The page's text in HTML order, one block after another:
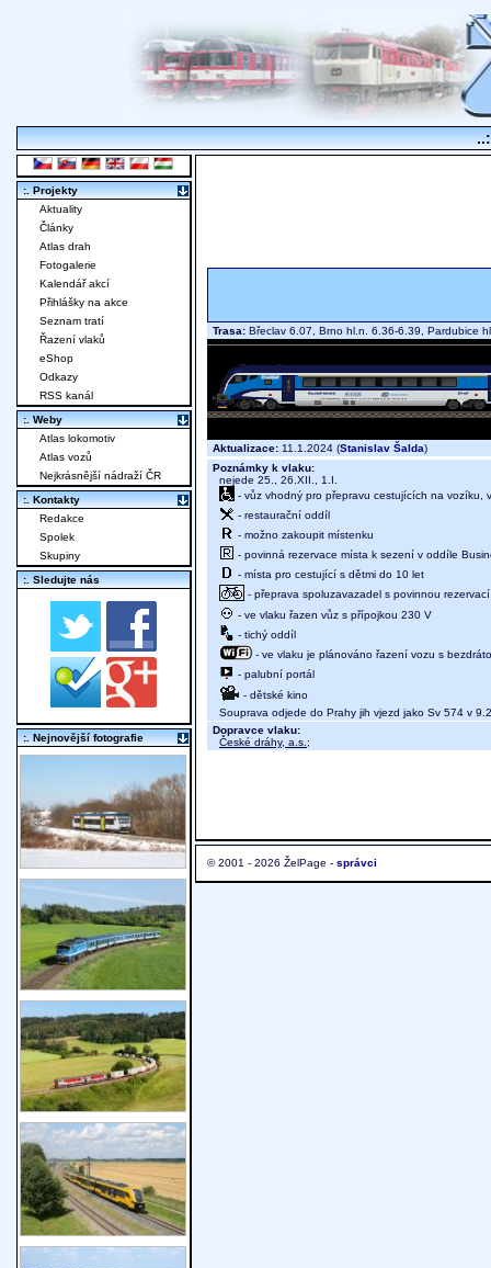
Trasa: Břeclav 6.07, Brno hl.n. 6.36-6.39,
Aktualizace: 11.1.2024 (Stanislav Šalda)
Poznámky k vlaku:
nejede 25., 26.XII., 1.I.
- vůz vhodný pro přepravu cestujících na vozíku,
- restaurační oddíl
- možno zakoupit místenku
- povinná rezervace místa k sezení v oddíle
- místa pro cestující s dětmi do 10 let
- přeprava spoluzavazadel s povinnou
- ve vlaku řazen vůz s přípojkou 230 V
- tichý oddíl
- ve vlaku je plánováno řazení vozu s
- palubní portál
- dětské kino
Souprava odjede do Prahy jih vjezd jako Sv 574 v
Dopravce vlaku:
České dráhy, a.s. ;
© 2001 - 2026 ŽelPage - správci
:. Projekty
Aktuality
Články
Atlas drah
Fotogalerie
Kalendář akcí
Přihlášky na akce
Seznam tratí
Řazení vlaků
eShop
Odkazy
RSS kanál
:. Weby
Atlas lokomotiv
Atlas vozů
Nejkrásnější nádraží ČR
:. Kontakty
Redakce
Spolek
Skupiny
:. Sledujte nás
:. Nejnovější fotografie